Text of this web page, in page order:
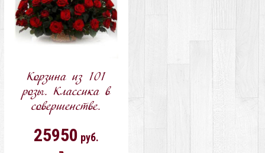
Корзина из 101
розы. Классика в
совершенстве.
25950 руб.